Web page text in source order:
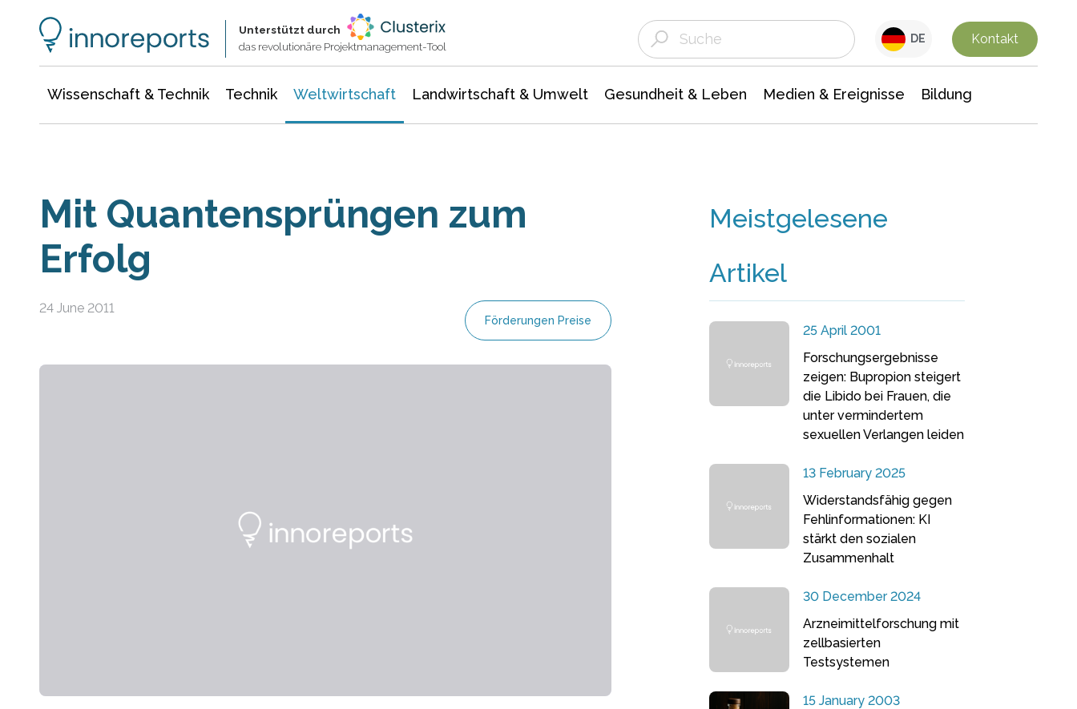
Unterstützt durch
das revolutionäre Projektmanagement-Tool
DE Kontakt
Wissenschaft & Technik Technik Weltwirtschaft Landwirtschaft & Umwelt Gesundheit & Leben Medien & Ereignisse Bildung
Mit Quantensprüngen zum
Erfolg
24 June 2011
Förderungen Preise
Meistgelesene
Artikel
25 April 2001
Forschungsergebnisse
zeigen: Bupropion steigert
die Libido bei Frauen, die
unter vermindertem
sexuellen Verlangen leiden
13 February 2025
Widerstandsfähig gegen
Fehlinformationen: KI
stärkt den sozialen
Zusammenhalt
30 December 2024
Arzneimittelforschung mit
zellbasierten
Testsystemen
15 January 2003